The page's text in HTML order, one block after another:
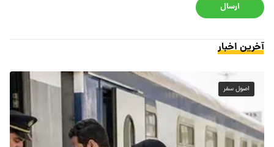
ارسال
آخرین اخبار
اصول سفر